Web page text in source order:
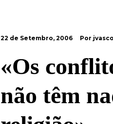
22 de Setembro, 2006 Por jvasco
«Os
não têm